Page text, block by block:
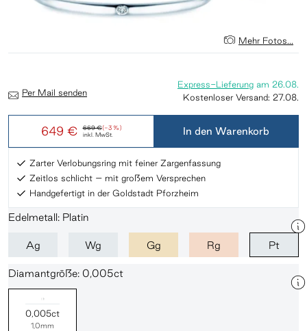
Mehr Fotos...
669 €(-3 %)
649 € inkl. MwSt.
Express-Lieferung am 26.08.
Kostenloser Versand: 27.08.
Per Mail senden
In den Warenkorb
Zarter Verlobungsring mit feiner Zargenfassung
Zeitlos schlicht – mit großem Versprechen
Handgefertigt in der Goldstadt Pforzheim
Edelmetall: Platin
Ag Wg Gg Rg Pt
Diamantgröße: 0,005ct
0,005ct
1,0mm